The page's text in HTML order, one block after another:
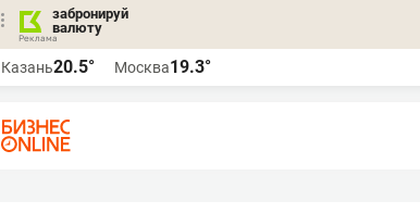
забронируй
валюту
Казань20.5° Москва19.3°